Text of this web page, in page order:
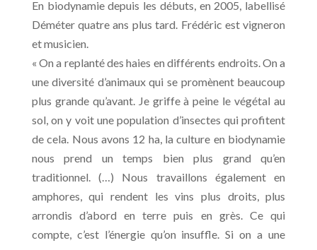
En biodynamie depuis les débuts, en 2005, labellisé
Déméter quatre ans plus tard. Frédéric est vigneron
et musicien.
« On a replanté des haies en différents endroits. On a
une diversité d’animaux qui se promènent beaucoup
plus grande qu’avant. Je griffe à peine le végétal au
sol, on y voit une population d’insectes qui profitent
de cela. Nous avons 12 ha, la culture en biodynamie
nous prend un temps bien plus grand qu’en
traditionnel. (…) Nous travaillons également en
amphores, qui rendent les vins plus droits, plus
arrondis d’abord en terre puis en grès. Ce qui
compte, c’est l’énergie qu’on insuffle. Si on a une